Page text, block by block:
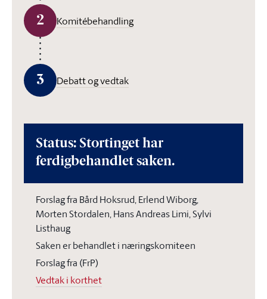
2 Komitébehandling
3 Debatt og vedtak
Status: Stortinget har
ferdigbehandlet saken.
Forslag fra Bård Hoksrud, Erlend Wiborg,
Morten Stordalen, Hans Andreas Limi, Sylvi
Listhaug
Saken er behandlet i næringskomiteen
Forslag fra (FrP)
Vedtak i korthet